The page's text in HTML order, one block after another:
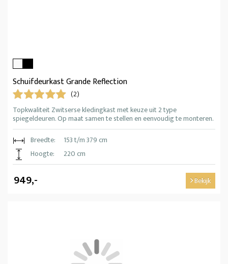
Schuifdeurkast Grande Reflection
(2)
Topkwaliteit Zwitserse kledingkast met keuze uit 2 type
spiegeldeuren. Op maat samen te stellen en eenvoudig te monteren.
Breedte:
153 t/m 379 cm
Hoogte:
220 cm
949,- Bekijk